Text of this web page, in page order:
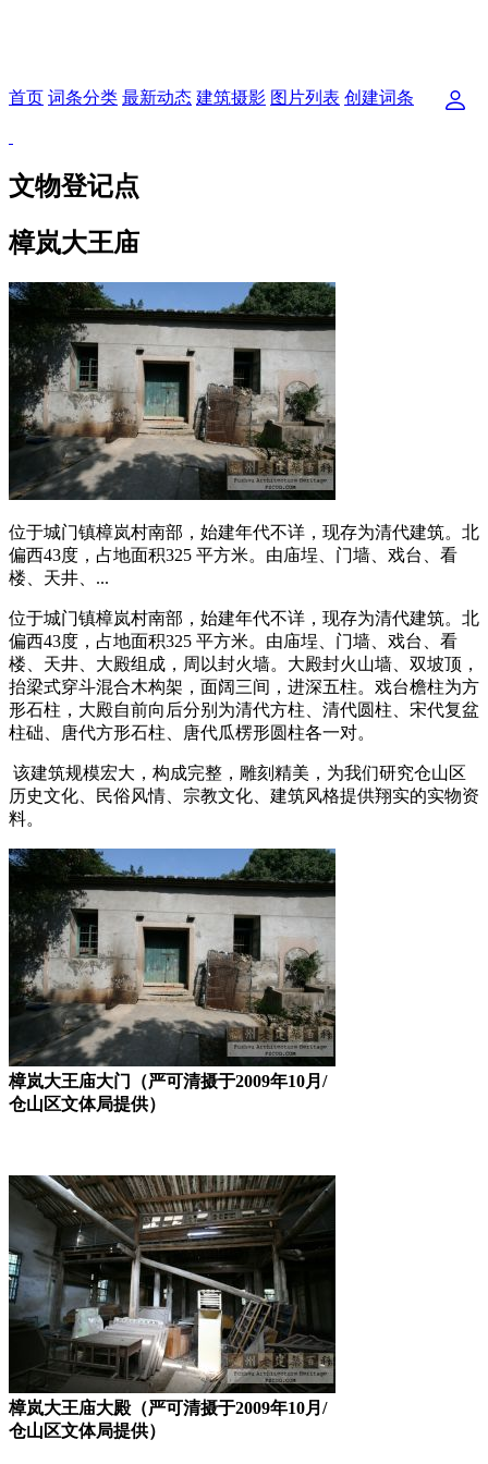
首页 词条分类 最新动态 建筑摄影 图片列表 创建词条
文物登记点
樟岚大王庙
位于城门镇樟岚村南部，始建年代不详，现存为清代建筑。北
偏西43度，占地面积325 平方米。由庙埕、门墙、戏台、看
楼、天井、...
位于城门镇樟岚村南部，始建年代不详，现存为清代建筑。北
偏西43度，占地面积325 平方米。由庙埕、门墙、戏台、看
楼、天井、大殿组成，周以封火墙。大殿封火山墙、双坡顶，
抬梁式穿斗混合木构架，面阔三间，进深五柱。戏台檐柱为方
形石柱，大殿自前向后分别为清代方柱、清代圆柱、宋代复盆
柱础、唐代方形石柱、唐代瓜楞形圆柱各一对。
该建筑规模宏大，构成完整，雕刻精美，为我们研究仓山区
历史文化、民俗风情、宗教文化、建筑风格提供翔实的实物资
料。
樟岚大王庙大门（严可清摄于2009年10月/
仓山区文体局提供）
樟岚大王庙大殿（严可清摄于2009年10月/
仓山区文体局提供）